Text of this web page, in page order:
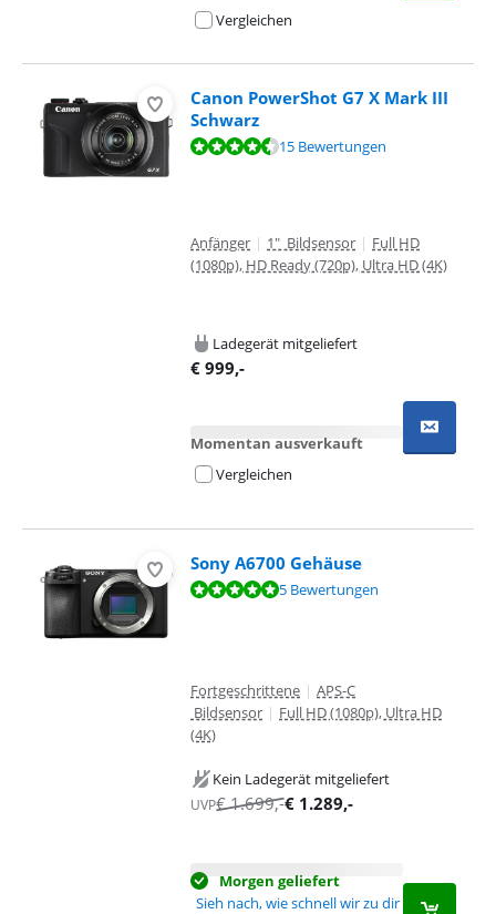
Vergleichen
Canon PowerShot G7 X Mark III
Schwarz
Bewertet mit 9,2 von 10, basierend auf 15 Bewertungen.
15 Bewertungen
Anfänger | 1" Bildsensor | Full HD
(1080p), HD Ready (720p), Ultra HD (4K)
Ladegerät mitgeliefert
€ 999,-
Momentan ausverkauft
Vergleichen
Sony A6700 Gehäuse
Bewertet mit 9,7 von 10, basierend auf 5 Bewertungen.
5 Bewertungen
Fortgeschrittene | APS-C
Bildsensor | Full HD (1080p), Ultra HD
(4K)
Kein Ladegerät mitgeliefert
UVP€1.699,-€ 1.289,-
Morgen geliefert
Sieh nach, wie schnell wir zu dir